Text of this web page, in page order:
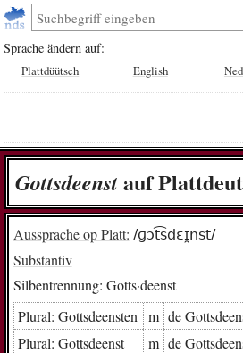
Sprache ändern auf:
Plattdüütsch English
Gotts­deenstauf
Aussprache op Platt: /ɡɔt͡sdɛɪ̯nst/
Substantiv
Silbentrennung: Gotts·deenst
Plural:Gotts­deens­ten m de
Plural:Gotts­deenst m de